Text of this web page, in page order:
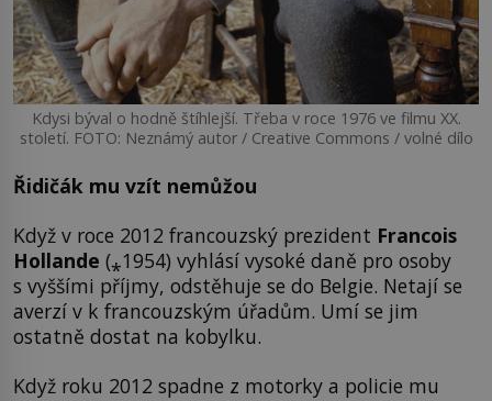
Kdysi býval o hodně štíhlejší. Třeba v roce 1976 ve filmu XX.
století. FOTO: Neznámý autor / Creative Commons / volné dílo
Řidičák mu vzít nemůžou
Když v roce 2012 francouzský prezident Francois
Hollande (⁎1954) vyhlásí vysoké daně pro osoby
s vyššími příjmy, odstěhuje se do Belgie. Netají se
averzí v k francouzským úřadům. Umí se jim
ostatně dostat na kobylku.
Když roku 2012 spadne z motorky a policie mu